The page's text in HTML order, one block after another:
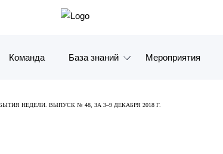
Команда База знаний Мероприятия
НЕДЕЛИ. ВЫПУСК № 48, ЗА 3–9 ДЕКАБРЯ 2018 Г.